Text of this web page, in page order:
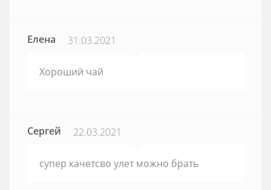
Елена 31.03.2021
Хороший чай
Сергей 22.03.2021
супер качетсво улет можно брать